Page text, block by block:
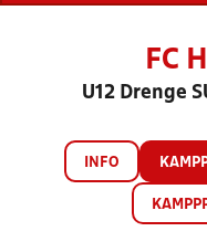
FC
U12 Drenge
INFO